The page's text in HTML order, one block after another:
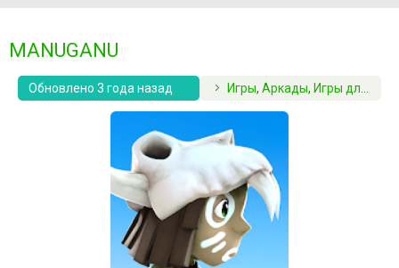
MANUGANU
Обновлено 3 года назад Игры, Аркады, Игры для детей